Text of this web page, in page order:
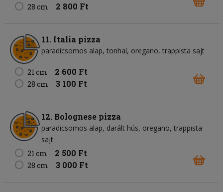
28 cm 2 800 Ft
11. Italia pizza
paradicsomos alap tonhal oregano trappista sajt
21 cm 2 600 Ft
28 cm 3 100 Ft
12. Bolognese pizza
paradicsomos alap darált hús oregano trappista
sajt
21 cm
2 500 Ft
28 cm 3 000 Ft